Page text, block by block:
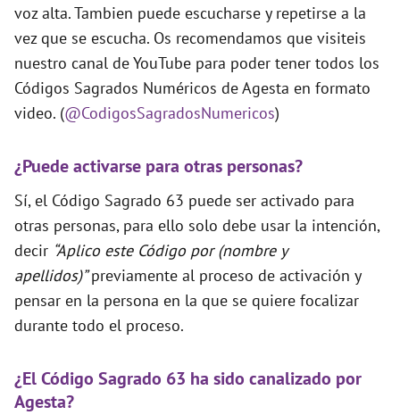
voz alta. Tambien puede escucharse y repetirse a la
vez que se escucha. Os recomendamos que visiteis
nuestro canal de YouTube para poder tener todos los
Códigos Sagrados Numéricos de Agesta en formato
video. (@CodigosSagradosNumericos)
¿Puede activarse para otras personas?
Sí, el Código Sagrado 63 puede ser activado para
otras personas, para ello solo debe usar la intención,
decir “Aplico este Código por (nombre y
apellidos)”previamente al proceso de activación y
pensar en la persona en la que se quiere focalizar
durante todo el proceso.
¿El Código Sagrado 63 ha sido canalizado por
Agesta?